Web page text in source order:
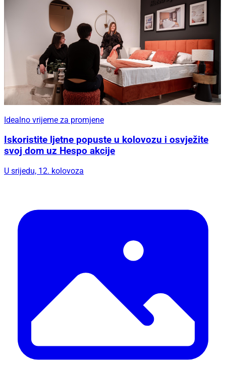
Idealno vrijeme za promjene
Iskoristite ljetne popuste u kolovozu i osvježite
svoj dom uz Hespo akcije
U srijedu, 12. kolovoza